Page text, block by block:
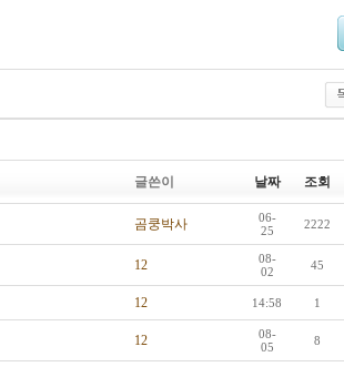
글쓴이 날짜 조회
곰쿵박사
06-
25
2222
12
08-
02
45
12 14:58 1
12
08-
05
8